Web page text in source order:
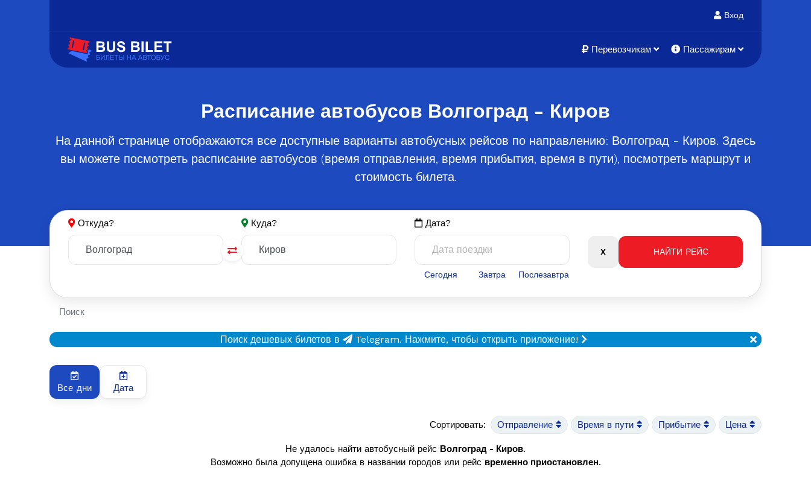
Вход
Перевозчикам Пассажирам
Расписание автобусов Волгоград - Киров
На данной странице отображаются все доступные варианты автобусных рейсов по направлению: Волгоград - Киров. Здесь
вы можете посмотреть расписание автобусов (время отправления, время прибытия, время в пути), посмотреть маршрут и
стоимость билета.
Откуда? Куда? Дата?
Сегодня Завтра Послезавтра
Поиск
Поиск дешевых билетов в Telegram. Нажмите, чтобы открыть приложение!
Все дни Дата
Сортировать: Отправление Время в пути Прибытие Цена
Не удалось найти автобусный рейс Волгоград - Киров.
Возможно была допущена ошибка в названии городов или рейс временно приостановлен.